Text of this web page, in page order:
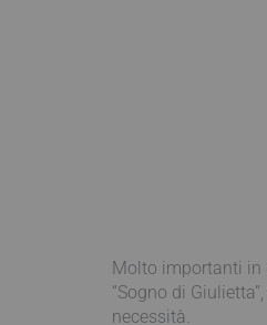
Molto importanti in
“Sogno di
necessità.